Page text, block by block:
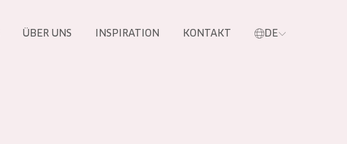
ÜBER UNS INSPIRATION KONTAKT DE